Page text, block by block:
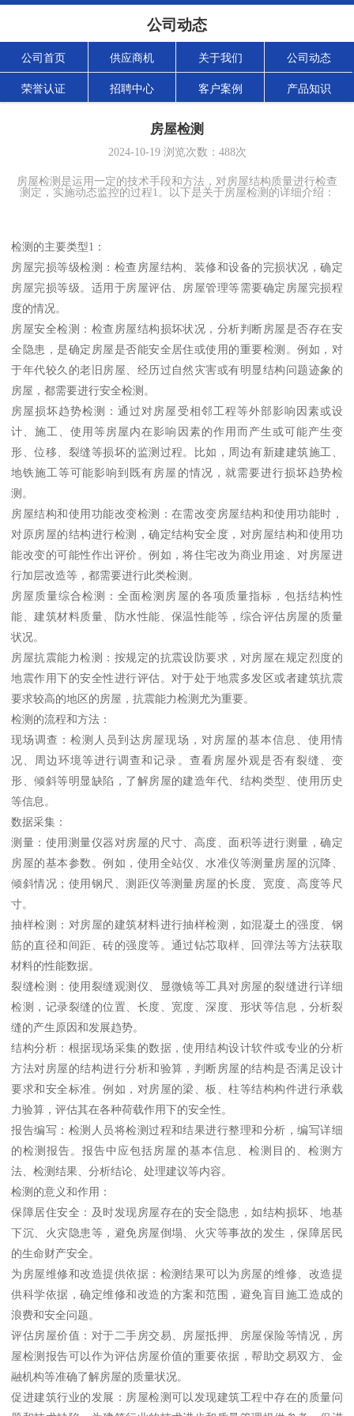
公司动态
公司首页 供应商机 关于我们 公司动态
荣誉认证 招聘中心 客户案例 产品知识
房屋检测
2024-10-19浏览次数： 488次
房屋检测是运用一定的技术手段和方法，对房屋结构质量进行检查
测定，实施动态监控的过程1。以下是关于房屋检测的详细介绍：
检测的主要类型1：
房屋完损等级检测：检查房屋结构、装修和设备的完损状况，确定
房屋完损等级。适用于房屋评估、房屋管理等需要确定房屋完损程
度的情况。
房屋安全检测：检查房屋结构损坏状况，分析判断房屋是否存在安
全隐患，是确定房屋是否能安全居住或使用的重要检测。例如，对
于年代较久的老旧房屋、经历过自然灾害或有明显结构问题迹象的
房屋，都需要进行安全检测。
房屋损坏趋势检测：通过对房屋受相邻工程等外部影响因素或设
计、施工、使用等房屋内在影响因素的作用而产生或可能产生变
形、位移、裂缝等损坏的监测过程。比如，周边有新建建筑施工、
地铁施工等可能影响到既有房屋的情况，就需要进行损坏趋势检
测。
房屋结构和使用功能改变检测：在需改变房屋结构和使用功能时，
对原房屋的结构进行检测，确定结构安全度，对房屋结构和使用功
能改变的可能性作出评价。例如，将住宅改为商业用途、对房屋进
行加层改造等，都需要进行此类检测。
房屋质量综合检测：全面检测房屋的各项质量指标，包括结构性
能、建筑材料质量、防水性能、保温性能等，综合评估房屋的质量
状况。
房屋抗震能力检测：按规定的抗震设防要求，对房屋在规定烈度的
地震作用下的安全性进行评估。对于处于地震多发区或者建筑抗震
要求较高的地区的房屋，抗震能力检测尤为重要。
检测的流程和方法：
现场调查：检测人员到达房屋现场，对房屋的基本信息、使用情
况、周边环境等进行调查和记录。查看房屋外观是否有裂缝、变
形、倾斜等明显缺陷，了解房屋的建造年代、结构类型、使用历史
等信息。
数据采集：
测量：使用测量仪器对房屋的尺寸、高度、面积等进行测量，确定
房屋的基本参数。例如，使用全站仪、水准仪等测量房屋的沉降、
倾斜情况；使用钢尺、测距仪等测量房屋的长度、宽度、高度等尺
寸。
抽样检测：对房屋的建筑材料进行抽样检测，如混凝土的强度、钢
筋的直径和间距、砖的强度等。通过钻芯取样、回弹法等方法获取
材料的性能数据。
裂缝检测：使用裂缝观测仪、显微镜等工具对房屋的裂缝进行详细
检测，记录裂缝的位置、长度、宽度、深度、形状等信息，分析裂
缝的产生原因和发展趋势。
结构分析：根据现场采集的数据，使用结构设计软件或专业的分析
方法对房屋的结构进行分析和验算，判断房屋的结构是否满足设计
要求和安全标准。例如，对房屋的梁、板、柱等结构构件进行承载
力验算，评估其在各种荷载作用下的安全性。
报告编写：检测人员将检测过程和结果进行整理和分析，编写详细
的检测报告。报告中应包括房屋的基本信息、检测目的、检测方
法、检测结果、分析结论、处理建议等内容。
检测的意义和作用：
保障居住安全：及时发现房屋存在的安全隐患，如结构损坏、地基
下沉、火灾隐患等，避免房屋倒塌、火灾等事故的发生，保障居民
的生命财产安全。
为房屋维修和改造提供依据：检测结果可以为房屋的维修、改造提
供科学依据，确定维修和改造的方案和范围，避免盲目施工造成的
浪费和安全问题。
评估房屋价值：对于二手房交易、房屋抵押、房屋保险等情况，房
屋检测报告可以作为评估房屋价值的重要依据，帮助交易双方、金
融机构等准确了解房屋的质量状况。
促进建筑行业的发展：房屋检测可以发现建筑工程中存在的质量问